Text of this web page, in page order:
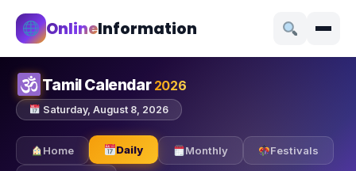
OnlineInformation
Tamil Calendar 2026
Saturday, August 8, 2026
Home Daily Monthly Festivals